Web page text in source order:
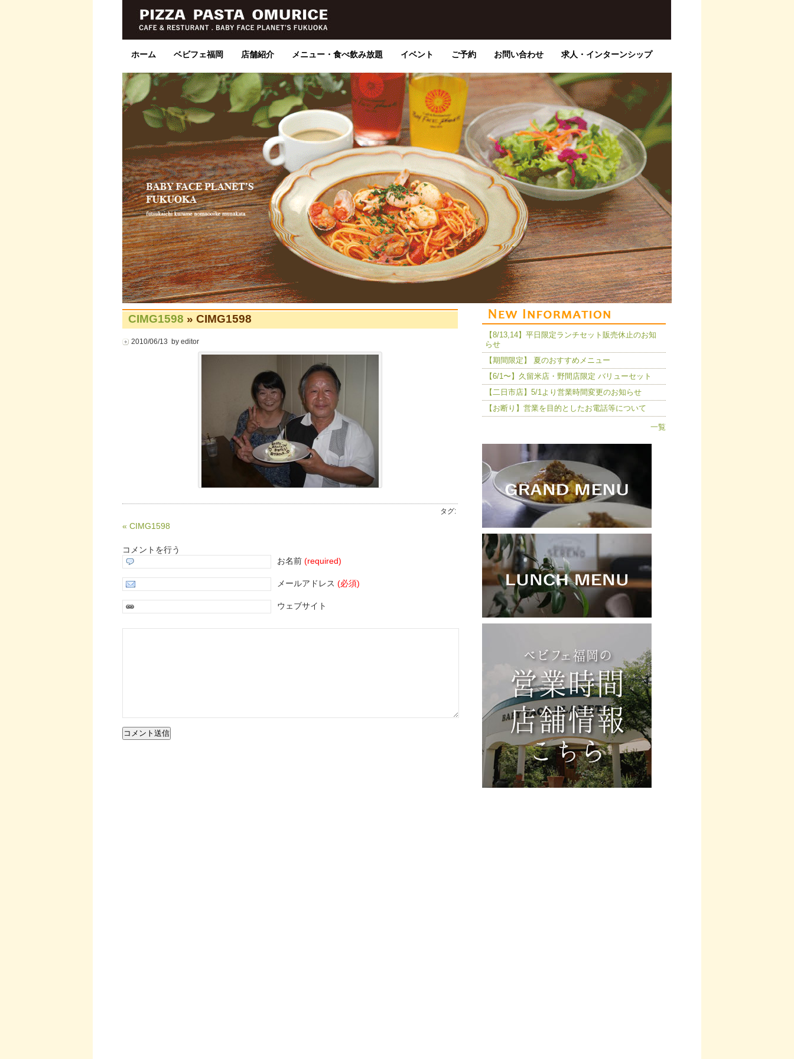
ホーム ベビフェ福岡 店舗紹介 メニュー・食べ飲み放題 イベント ご予約 お問い合わせ 求人・インターンシップ
CIMG1598 » CIMG1598
2010/06/13 by editor
タグ:
« CIMG1598
コメントを行う
お名前 (required)
メールアドレス (必須)
ウェブサイト
【8/13,14】平日限定ランチセット販売休止のお知
らせ
【期間限定】 夏のおすすめメニュー
【6/1〜】久留米店・野間店限定 バリューセット
【二日市店】5/1より営業時間変更のお知らせ
【お断り】営業を目的としたお電話等について
一覧